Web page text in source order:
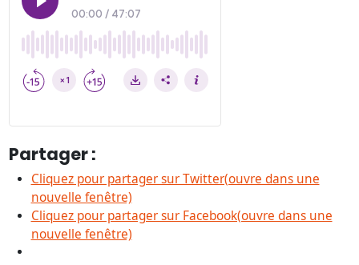
Partager :
Cliquez pour partager sur Twitter(ouvre dans une
nouvelle fenêtre)
Cliquez pour partager sur Facebook(ouvre dans une
nouvelle fenêtre)